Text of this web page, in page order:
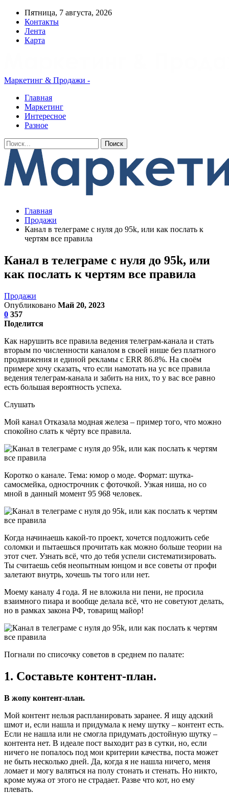
Пятница, 7 августа, 2026
Контакты
Лента
Карта
Маркетинг & Продажи -
Главная
Маркетинг
Интересное
Разное
Главная
Продажи
Канал в телеграме с нуля до 95k, или как послать к
чертям все правила
Канал в телеграме с нуля до 95k, или
как послать к чертям все правила
Продажи
Опубликовано Май 20, 2023
0 357
Поделится
Как нарушить все правила ведения телеграм-канала и стать
вторым по численности каналом в своей нише без платного
продвижения и единой рекламы с ERR 86.8%. На своём
примере хочу сказать, что если намотать на ус все правила
ведения телеграм-канала и забить на них, то у вас все равно
есть большая вероятность успеха.
Слушать
Мой канал Отказала модная железа – пример того, что можно
спокойно слать к чёрту все правила.
Коротко о канале. Тема: юмор о моде. Формат: шутка-
самосмейка, однострочник с фоточкой. Узкая ниша, но со
мной в данный момент 95 968 человек.
Когда начинаешь какой-то проект, хочется подложить себе
соломки и пытаешься прочитать как можно больше теории на
этот счет. Узнать всё, что до тебя успели систематизировать.
Ты считаешь себя неопытным юнцом и все советы от профи
залетают внутрь, хочешь ты того или нет.
Моему каналу 4 года. Я не вложила ни пени, не просила
взаимного пиара и вообще делала всё, что не советуют делать,
но в рамках закона РФ, товарищ майор!
Погнали по списочку советов в среднем по палате:
1. Составьте контент-план.
В жопу контент-план.
Мой контент нельзя распланировать заранее. Я ищу адский
шмот и, если нашла и придумала к нему шутку – контент есть.
Если не нашла или не смогла придумать достойную шутку –
контента нет. В идеале пост выходит раз в сутки, но, если
ничего не попалось под мои критерии качества, поста может
не быть несколько дней. Да, когда я не нашла ничего, меня
ломает и могу валяться на полу стонать и стенать. Но никто,
кроме мужа от этого не страдает. Разве что кот, но ему
плевать.